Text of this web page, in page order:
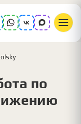
по